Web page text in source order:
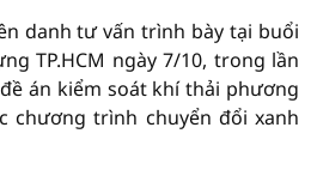
danh tư vấn trình bày tại buổi
TP.HCM ngày 7/10, trong lần
án kiểm soát khí thải phương
chương trình chuyển đổi xanh